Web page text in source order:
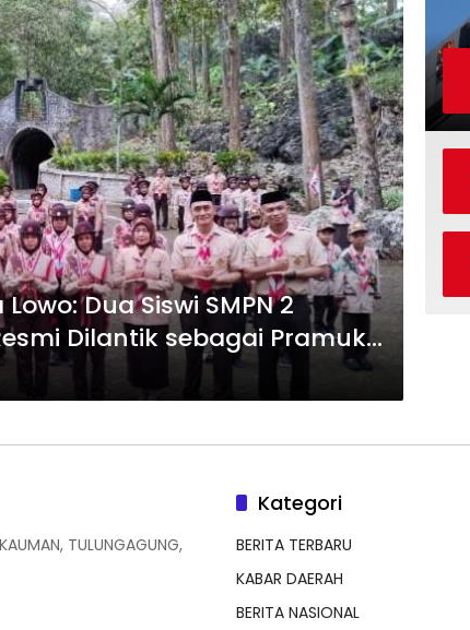
Dua Siswi SMPN 2
Dilantik sebagai Pramuka
TULUNGAGUNG,
Kategori
BERITA TERBARU
KABAR DAERAH
BERITA NASIONAL